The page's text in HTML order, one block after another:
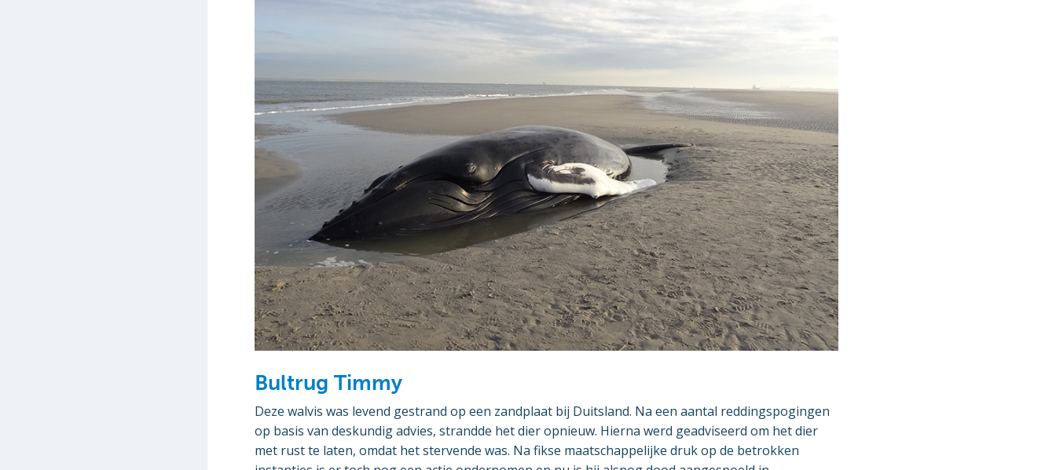
Bultrug Timmy
Deze walvis was levend gestrand op een zandplaat bij Duitsland. Na een aantal reddingspogingen
op basis van deskundig advies, strandde het dier opnieuw. Hierna werd geadviseerd om het dier
met rust te laten, omdat het stervende was. Na fikse maatschappelijke druk op de betrokken